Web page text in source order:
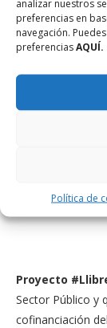
analizar nuestros
preferencias en
navegación.
preferenciasAQUÍ.
Política de
estén
Introducirlas
adivinanza,
asimilen más
texto,
emplearlas en el
asesinato del
primeros cursos
acompañado de
Proyecto
Sector Público y
cofinanciación